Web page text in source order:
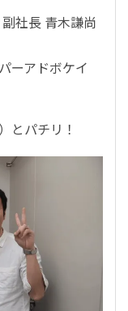
社長 青木謙尚
ーアドボケイ
とパチリ！